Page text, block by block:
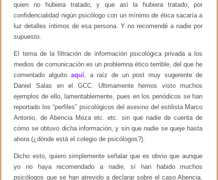
a
l
a
í
s
quien no hubiera tratado, y que así la hubiera tratado, por
confidencialidad nigún psicólogo con un mínimo de ética sacaría a
luz detalles íntimos de esa persona. Y no recomendé a nadie por
supuesto.
El tema de la filtración de información psicológica privada a los
medios de comunicación es un problemna ético terrible, del que he
comentado alguito aquí, a raíz de un post muy sugerente de
Daniel Salas en el GCC. Ultimamente hemos visto muchos
ejemplos de ello, lamentablemente, pues en los periódicos se han
reportado los “perfiles” psicológicos del asesino del estilista Marco
Antonio, de Abencia Meza etc. etc. sin que nadie de cuenta de
cómo se obtuvo dicha información, y sin que nadie se queje hasta
ahora (¿dónde está el colegio de psicólogos?).
Dicho esto, quiero simplemente señalar que es obvio que aunque
yo no haya recomendado a nadie, sí han habido muchos
psicólogos que se han atrevido a declarar sobre el caso Abencia,